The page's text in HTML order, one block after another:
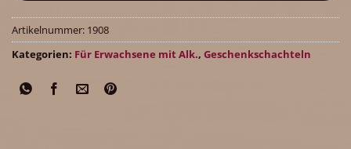
Artikelnummer: 1908
Kategorien: Für Erwachsene mit Alk., Geschenkschachteln